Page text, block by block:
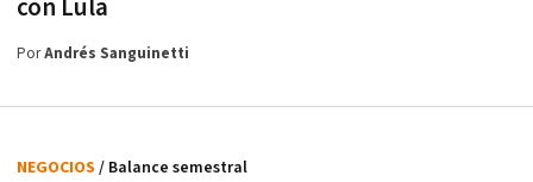
con Lula
PorAndrés Sanguinetti
NEGOCIOS / Balance semestral